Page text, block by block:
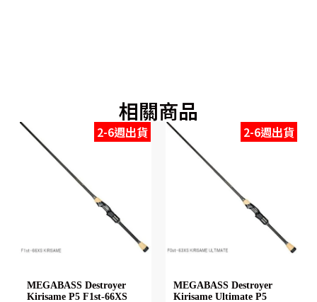
相關商品
2-6週出貨
MEGABASS Destroyer
Kirisame P5 F1st-66XS
2-6週出貨
MEGABASS Destroyer
Kirisame Ultimate P5